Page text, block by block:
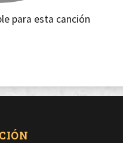
para esta canción